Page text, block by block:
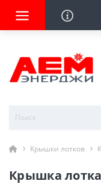
Крышки лотков
Крышка